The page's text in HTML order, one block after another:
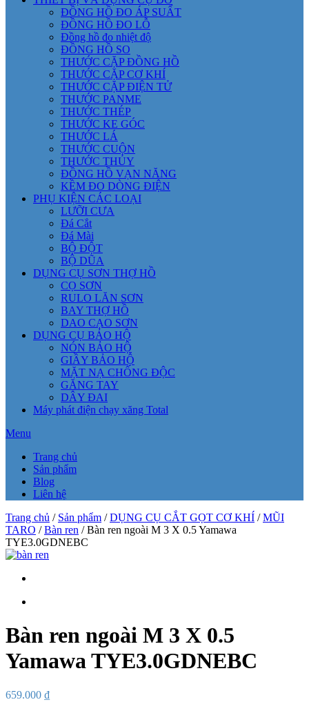
ĐỒNG HỒ ĐO ÁP SUẤT
ĐỒNG HỒ ĐO LỖ
Đồng hồ đo nhiệt độ
ĐỒNG HỒ SO
THƯỚC CẶP ĐỒNG HỒ
THƯỚC CẶP CƠ KHÍ
THƯỚC CẶP ĐIỆN TỬ
THƯỚC PANME
THƯỚC THÉP
THƯỚC KE GÓC
THƯỚC LÁ
THƯỚC CUỘN
THƯỚC THỦY
ĐỒNG HỒ VẠN NĂNG
KỀM ĐO DÒNG ĐIỆN
PHỤ KIỆN CÁC LOẠI
LƯỠI CƯA
Đá Cắt
Đá Mài
BỘ ĐỘT
BỘ DŨA
DỤNG CỤ SƠN THỢ HỒ
CỌ SƠN
RULO LĂN SƠN
BAY THỢ HỒ
DAO CẠO SƠN
DỤNG CỤ BẢO HỘ
NÓN BẢO HỘ
GIẦY BẢO HỘ
MẶT NẠ CHỐNG ĐỘC
GĂNG TAY
DÂY ĐAI
Máy phát điện chạy xăng Total
Menu
Trang chủ
Sản phẩm
Blog
Liên hệ
Trang chủ / Sản phẩm /DỤNG CỤ CẮT GỌT CƠ KHÍ /MŨI
TARO /Bàn ren / Bàn ren ngoài M 3 X 0.5 Yamawa
TYE3.0GDNEBC
Bàn ren ngoài M 3 X 0.5
Yamawa TYE3.0GDNEBC
659.000 ₫